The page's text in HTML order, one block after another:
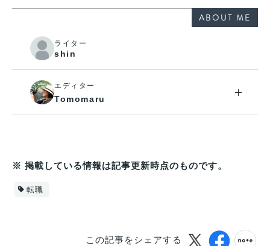
ABOUT ME
ライター
shin
エディター
Tomomaru
※ 掲載している情報は記事更新時点のものです。
転職
この記事をシェアする